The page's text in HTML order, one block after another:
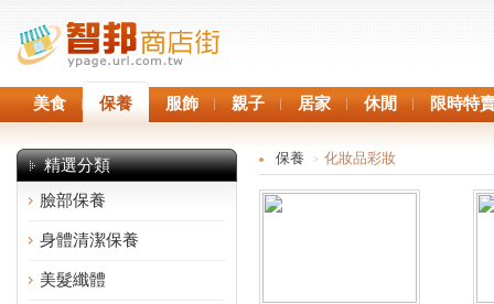
美食 保養 服飾 親子 居家 休閒 限時特
精選分類
臉部保養
身體清潔保養
美髮纖體
保養 > 化妝品彩妝